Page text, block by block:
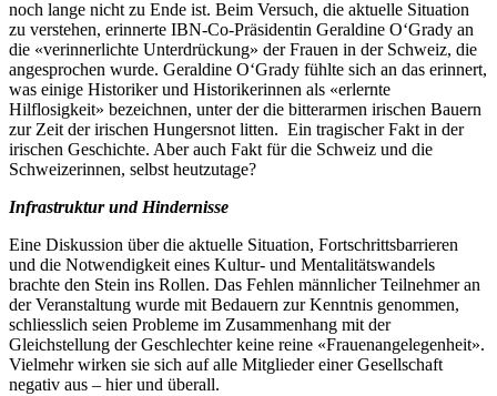
noch lange nicht zu Ende ist. Beim Versuch, die aktuelle Situation
zu verstehen, erinnerte IBN-Co-Präsidentin Geraldine O‘Grady an
die «verinnerlichte Unterdrückung» der Frauen in der Schweiz, die
angesprochen wurde. Geraldine O‘Grady fühlte sich an das erinnert,
was einige Historiker und Historikerinnen als «erlernte
Hilflosigkeit» bezeichnen, unter der die bitterarmen irischen Bauern
zur Zeit der irischen Hungersnot litten. Ein tragischer Fakt in der
irischen Geschichte. Aber auch Fakt für die Schweiz und die
Schweizerinnen, selbst heutzutage?
Infrastruktur und Hindernisse
Eine Diskussion über die aktuelle Situation, Fortschrittsbarrieren
und die Notwendigkeit eines Kultur- und Mentalitätswandels
brachte den Stein ins Rollen. Das Fehlen männlicher Teilnehmer an
der Veranstaltung wurde mit Bedauern zur Kenntnis genommen,
schliesslich seien Probleme im Zusammenhang mit der
Gleichstellung der Geschlechter keine reine «Frauenangelegenheit».
Vielmehr wirken sie sich auf alle Mitglieder einer Gesellschaft
negativ aus – hier und überall.